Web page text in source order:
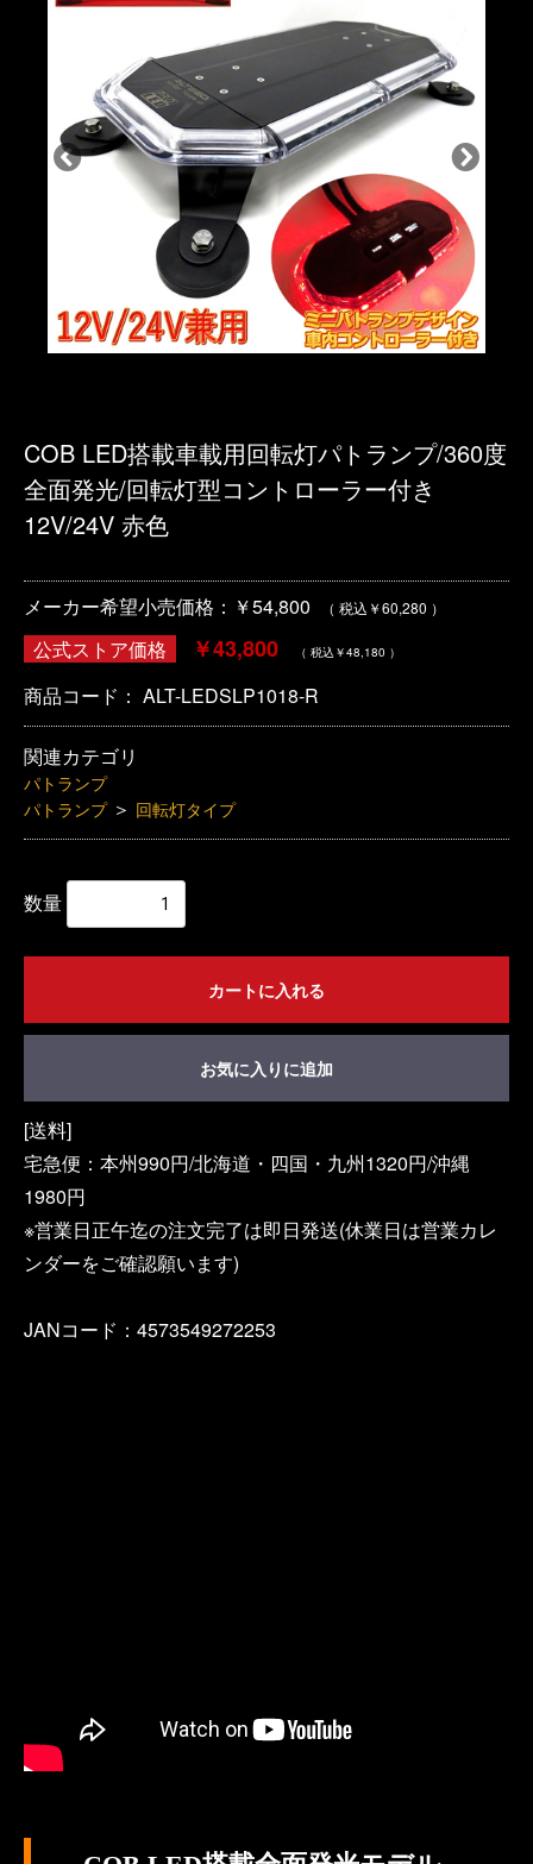
COB LED搭載車載用回転灯パトランプ/360度
全面発光/回転灯型コントローラー付き
12V/24V 赤色
メーカー希望小売価格：￥54,800 （ 税込￥60,280 ）
公式ストア価格 ￥43,800 （ 税込￥48,180 ）
商品コード： ALT-LEDSLP1018-R
関連カテゴリ
パトランプ
パトランプ ＞ 回転灯タイプ
数量
カートに入れる
お気に入りに追加
[送料]
宅急便：本州990円/北海道・四国・九州1320円/沖縄
1980円
※営業日正午迄の注文完了は即日発送(休業日は営業カレ
ンダーをご確認願います)
JANコード：4573549272253